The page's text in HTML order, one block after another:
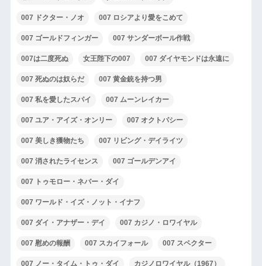
007 ドクター・ノオ 007 ロシアより愛をこめて
007 ゴールドフィンガー 007 サンダーボール作戦
007は二度死ぬ 女王陛下の007 007 ダイヤモンドは永遠に
007 死ぬのは奴らだ 007 黄金銃を持つ男
007 私を愛したスパイ 007 ムーンレイカー
007 ユア・アイズ・オンリー 007 オクトパシー
007 美しき獲物たち 007 リビング・デイライツ
007 消されたライセンス 007 ゴールデンアイ
007 トゥモロー・ネバー・ダイ
007 ワールド・イズ・ノット・イナフ
007 ダイ・アナザー・デイ 007 カジノ・ロワイヤル
007 慰めの報酬 007 スカイフォール 007 スペクター
007 ノー・タイム・トゥ・ダイ カジノロワイヤル（1967）